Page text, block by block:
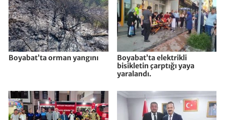
Boyabat’ta orman yangını
Boyabat’ta elektrikli
bisikletin çarptığı yaya
yaralandı.